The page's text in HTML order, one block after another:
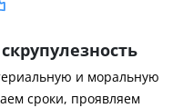
и моральную
сроки, проявляем